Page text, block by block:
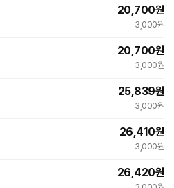
20,700원
3,000원
20,700원
3,000원
25,839원
3,000원
26,410원
3,000원
26,420원